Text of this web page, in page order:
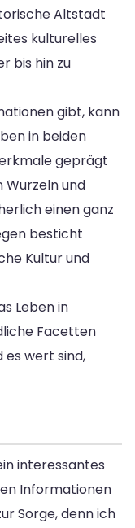
Altstadt
kulturelles
bis hin zu
gibt, kann
in beiden
geprägt
Wurzeln und
einen ganz
besticht
Kultur und
Leben in
Facetten
es wert sind,
interessantes
Informationen
Sorge, denn ich